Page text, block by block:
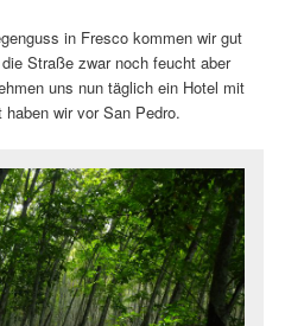
in Fresco kommen wir gut
Straße zwar noch feucht aber
uns nun täglich ein Hotel mit
wir vor San Pedro.